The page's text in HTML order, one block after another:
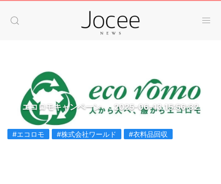
エコロモキャンペーン 2025-06-13 15:56:32
#エコロモ #株式会社ワールド #衣料品回収